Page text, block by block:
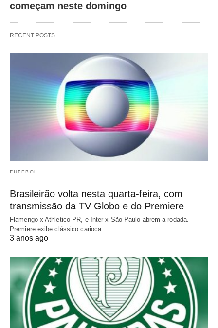
começam neste domingo
RECENT POSTS
FUTEBOL
Brasileirão volta nesta quarta-feira, com
transmissão da TV Globo e do Premiere
Flamengo x Athletico-PR, e Inter x São Paulo abrem a rodada.
Premiere exibe clássico carioca…
3 anos ago